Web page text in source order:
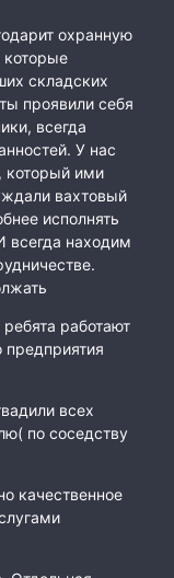
охранную
складских
проявили себя
всегда
У нас
который ими
вахтовый
исполнять
всегда находим
работают
предприятия
всех
по соседству
качественное